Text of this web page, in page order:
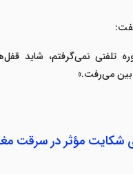
:
تلفنی نمی‌گرفتم، شاید
بین می‌رفت.»
شکایت مؤثر در سرقت